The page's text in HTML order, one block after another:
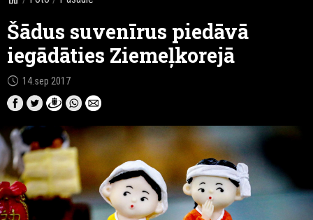
Šādus suvenīrus piedāvā
iegādāties Ziemeļkorejā
schedule 14.sep 2017